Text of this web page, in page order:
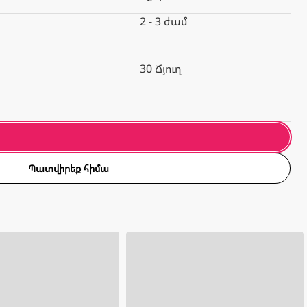
2 - 3 ժամ
30 Ճյուղ
Պատվիրեք հիմա